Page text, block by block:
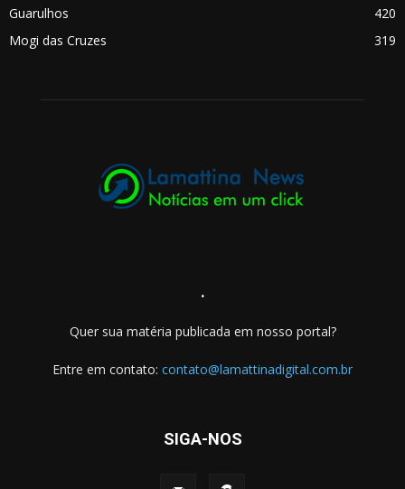
Guarulhos
420
Mogi das Cruzes
319
.
Quer sua matéria publicada em nosso portal?
Entre em contato: contato@lamattinadigital.com.br
SIGA-NOS